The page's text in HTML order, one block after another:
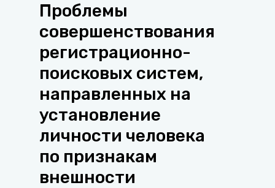
Проблемы
совершенствования
регистрационно-
поисковых систем,
направленных на
установление
личности человека
по признакам
внешности